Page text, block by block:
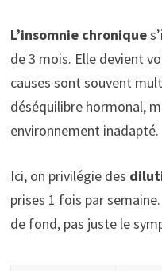
L’insomnie chronique
de 3 mois. Elle devient
causes sont souvent
déséquilibre hormonal,
environnement inadapté.
Ici, on privilégie des
prises 1 fois par
de fond, pas juste le